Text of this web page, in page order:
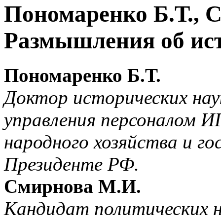
Пономаренко Б.Т.,
Размышления об
Пономаренко Б.Т.
Доктор исторических
управления персоналом
народного хозяйства и
Президенте РФ.
Смирнова М.И.
Кандидат политических